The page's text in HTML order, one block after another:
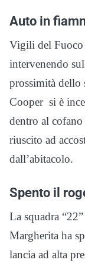
Auto in
Vigili del Fuoco
intervenendo
prossimità
Cooper si è
dentro al
riuscito ad
dall’abitacolo.
Spento il
La squadra
Margherita ha
lancia ad alta